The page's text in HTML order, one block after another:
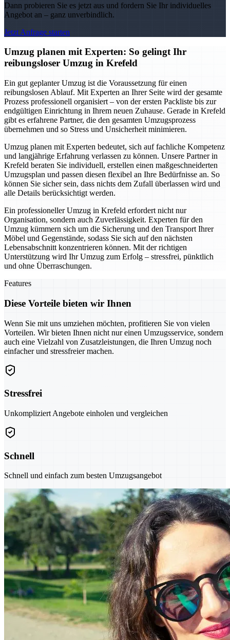
Dann probieren Sie es jetzt aus und fordern Sie Ihr individuelles
Angebot an – ganz unverbindlich.
Jetzt Anfrage starten
Umzug planen mit Experten: So gelingt Ihr
reibungsloser Umzug in Krefeld
Ein gut geplanter Umzug ist die Voraussetzung für einen
reibungslosen Ablauf. Mit Experten an Ihrer Seite wird der gesamte
Prozess professionell organisiert – von der ersten Packliste bis zur
endgültigen Einrichtung in Ihrem neuen Zuhause. Gerade in Krefeld
gibt es erfahrene Partner, die den gesamten Umzugsprozess
übernehmen und so Stress und Unsicherheit minimieren.
Umzug planen mit Experten bedeutet, sich auf fachliche Kompetenz
und langjährige Erfahrung verlassen zu können. Unsere Partner in
Krefeld beraten Sie individuell, erstellen einen maßgeschneiderten
Umzugsplan und passen diesen flexibel an Ihre Bedürfnisse an. So
können Sie sicher sein, dass nichts dem Zufall überlassen wird und
alle Details berücksichtigt werden.
Ein professioneller Umzug in Krefeld erfordert nicht nur
Organisation, sondern auch Zuverlässigkeit. Experten für den
Umzug kümmern sich um die Sicherung und den Transport Ihrer
Möbel und Gegenstände, sodass Sie sich auf den nächsten
Lebensabschnitt konzentrieren können. Mit der richtigen
Unterstützung wird Ihr Umzug zum Erfolg – stressfrei, pünktlich
und ohne Überraschungen.
Features
Diese Vorteile bieten wir Ihnen
Wenn Sie mit uns umziehen möchten, profitieren Sie von vielen
Vorteilen. Wir bieten Ihnen nicht nur einen Umzugsservice, sondern
auch eine Vielzahl von Zusatzleistungen, die Ihren Umzug noch
einfacher und stressfreier machen.
Stressfrei
Unkompliziert Angebote einholen und vergleichen
Schnell
Schnell und einfach zum besten Umzugsangebot